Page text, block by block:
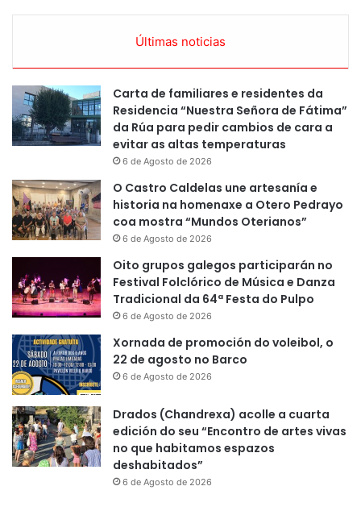
Últimas noticias
Carta de familiares e residentes da
Residencia “Nuestra Señora de Fátima”
da Rúa para pedir cambios de cara a
evitar as altas temperaturas
6 de Agosto de 2026
O Castro Caldelas une artesanía e
historia na homenaxe a Otero Pedrayo
coa mostra “Mundos Oterianos”
6 de Agosto de 2026
Oito grupos galegos participarán no
Festival Folclórico de Música e Danza
Tradicional da 64ª Festa do Pulpo
6 de Agosto de 2026
Xornada de promoción do voleibol, o
22 de agosto no Barco
6 de Agosto de 2026
Drados (Chandrexa) acolle a cuarta
edición do seu “Encontro de artes vivas
no que habitamos espazos
deshabitados”
6 de Agosto de 2026